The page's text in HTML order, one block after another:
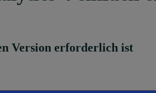
Version erforderlich ist